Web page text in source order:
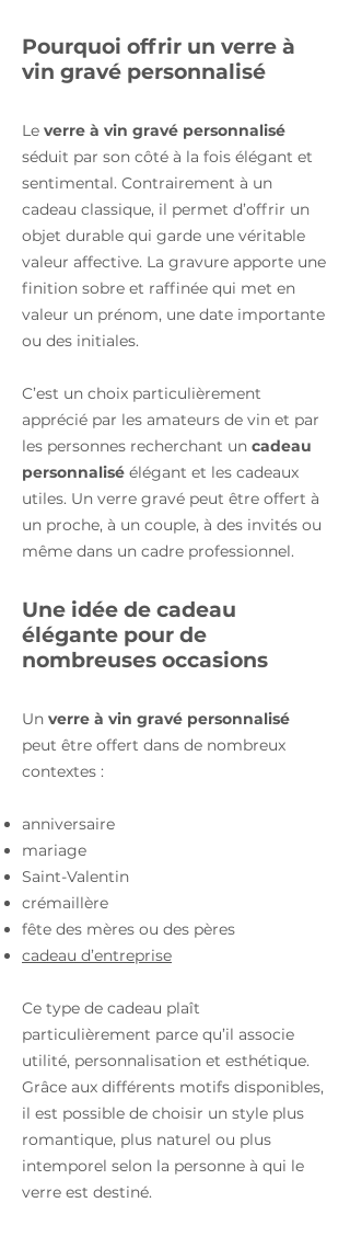
Pourquoi offrir un verre à
vin gravé personnalisé
Le verre à vin gravé personnalisé
séduit par son côté à la fois élégant et
sentimental. Contrairement à un
cadeau classique, il permet d’offrir un
objet durable qui garde une véritable
valeur affective. La gravure apporte une
finition sobre et raffinée qui met en
valeur un prénom, une date importante
ou des initiales.
C’est un choix particulièrement
apprécié par les amateurs de vin et par
les personnes recherchant un cadeau
personnalisé élégant et les cadeaux
utiles. Un verre gravé peut être offert à
un proche, à un couple, à des invités ou
même dans un cadre professionnel.
Une idée de cadeau
élégante pour de
nombreuses occasions
Un verre à vin gravé personnalisé
peut être offert dans de nombreux
contextes :
anniversaire
mariage
Saint-Valentin
crémaillère
fête des mères ou des pères
cadeau d’entreprise
Ce type de cadeau plaît
particulièrement parce qu’il associe
utilité, personnalisation et esthétique.
Grâce aux différents motifs disponibles,
il est possible de choisir un style plus
romantique, plus naturel ou plus
intemporel selon la personne à qui le
verre est destiné.